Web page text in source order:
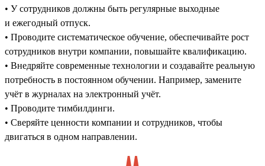
• У сотрудников должны быть регулярные выходные
и ежегодный отпуск.
• Проводите систематическое обучение, обеспечивайте рост
сотрудников внутри компании, повышайте квалификацию.
• Внедряйте современные технологии и создавайте реальную
потребность в постоянном обучении. Например, замените
учёт в журналах на электронный учёт.
• Проводите тимбилдинги.
• Сверяйте ценности компании и сотрудников, чтобы
двигаться в одном направлении.